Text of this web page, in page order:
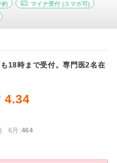
約 マイナ受付 (スマホ可)
18時まで受付。専門医2名在
4.34
6月:464